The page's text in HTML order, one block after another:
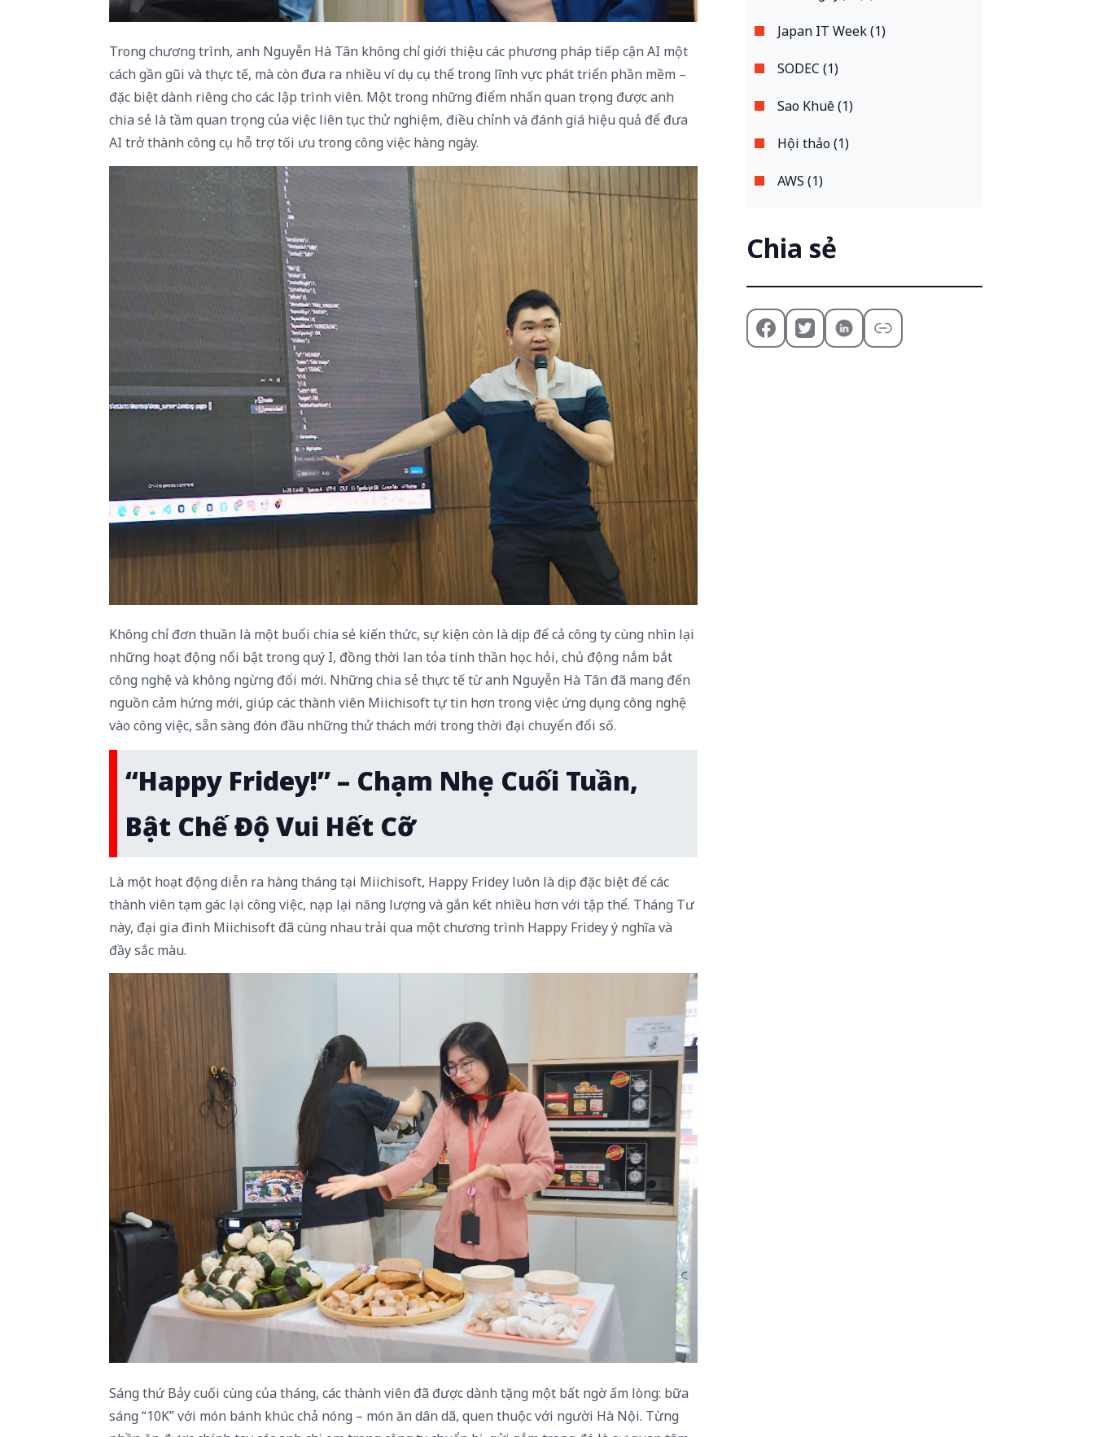
Trong chương trình, anh Nguyễn Hà Tân không chỉ giới thiệu các phương pháp tiếp cận AI một
cách gần gũi và thực tế, mà còn đưa ra nhiều ví dụ cụ thể trong lĩnh vực phát triển phần mềm –
đặc biệt dành riêng cho các lập trình viên. Một trong những điểm nhấn quan trọng được anh
chia sẻ là tầm quan trọng của việc liên tục thử nghiệm, điều chỉnh và đánh giá hiệu quả để đưa
AI trở thành công cụ hỗ trợ tối ưu trong công việc hàng ngày.
Không chỉ đơn thuần là một buổi chia sẻ kiến thức, sự kiện còn là dịp để cả công ty cùng nhìn lại
những hoạt động nổi bật trong quý I, đồng thời lan tỏa tinh thần học hỏi, chủ động nắm bắt
công nghệ và không ngừng đổi mới. Những chia sẻ thực tế từ anh Nguyễn Hà Tân đã mang đến
nguồn cảm hứng mới, giúp các thành viên Miichisoft tự tin hơn trong việc ứng dụng công nghệ
vào công việc, sẵn sàng đón đầu những thử thách mới trong thời đại chuyển đổi số.
“Happy Fridey!” – Chạm Nhẹ Cuối Tuần,
Bật Chế Độ Vui Hết Cỡ
Là một hoạt động diễn ra hàng tháng tại Miichisoft, Happy Fridey luôn là dịp đặc biệt để các
thành viên tạm gác lại công việc, nạp lại năng lượng và gắn kết nhiều hơn với tập thể. Tháng Tư
này, đại gia đình Miichisoft đã cùng nhau trải qua một chương trình Happy Fridey ý nghĩa và
đầy sắc màu.
Sáng thứ Bảy cuối cùng của tháng, các thành viên đã được dành tặng một bất ngờ ấm lòng: bữa
sáng “10K” với món bánh khúc chả nóng – món ăn dân dã, quen thuộc với người Hà Nội. Từng
Japan IT Week (1)
SODEC (1)
Sao Khuê (1)
Hội thảo (1)
AWS (1)
Chia sẻ